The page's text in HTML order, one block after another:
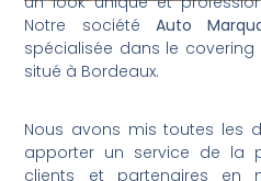
Notre société Auto
spécialisée dans le
situé à Bordeaux.
Nous avons mis toutes les
apporter un service de la
clients et partenaires en